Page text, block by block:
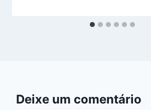
Deixe um comentário